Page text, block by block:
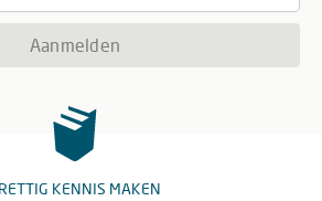
Aanmelden
KENNIS MAKEN